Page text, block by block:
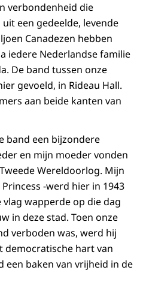
verbondenheid die
een gedeelde, levende
Canadezen hebben
iedere Nederlandse familie
De band tussen onze
gevoeld, in Rideau Hall.
aan beide kanten van
band een bijzondere
en mijn moeder vonden
Wereldoorlog. Mijn
-werd hier in 1943
wapperde op die dag
in deze stad. Toen onze
verboden was, werd hij
democratische hart van
een baken van vrijheid in de